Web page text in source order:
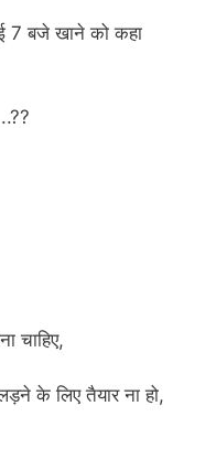
7 बजे खाने को कहा
चाहिए,
के लिए तैयार ना हो,